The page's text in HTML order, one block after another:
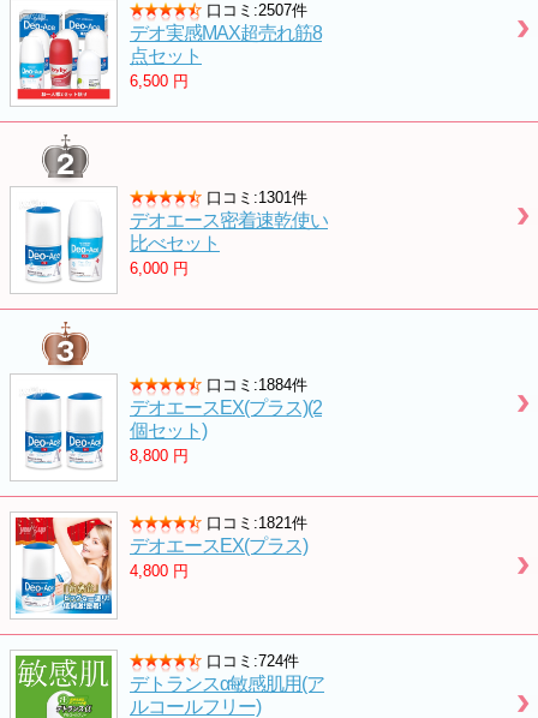
口コミ:2507件
デオ実感MAX超売れ筋8
点セット
6,500 円
口コミ:1301件
デオエース密着速乾使い
比べセット
6,000 円
口コミ:1884件
デオエースEX(プラス)(2
個セット)
8,800 円
口コミ:1821件
デオエースEX(プラス)
4,800 円
口コミ:724件
デトランスα敏感肌用(ア
ルコールフリー)